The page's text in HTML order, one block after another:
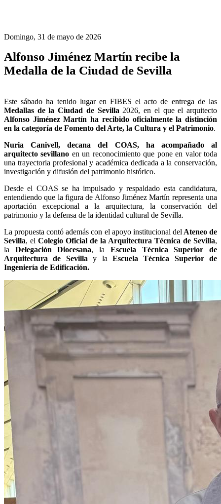
Domingo, 31 de mayo de 2026
Alfonso Jiménez Martín recibe la
Medalla de la Ciudad de Sevilla
Este sábado ha tenido lugar en FIBES el acto de entrega de las
Medallas de la Ciudad de Sevilla 2026, en el que el arquitecto
Alfonso Jiménez Martín ha recibido oficialmente la distinción
en la categoría de Fomento del Arte, la Cultura y el Patrimonio.
Nuria Canivell, decana del COAS, ha acompañado al
arquitecto sevillano en un reconocimiento que pone en valor toda
una trayectoria profesional y académica dedicada a la conservación,
investigación y difusión del patrimonio histórico.
Desde el COAS se ha impulsado y respaldado esta candidatura,
entendiendo que la figura de Alfonso Jiménez Martín representa una
aportación excepcional a la arquitectura, la conservación del
patrimonio y la defensa de la identidad cultural de Sevilla.
La propuesta contó además con el apoyo institucional del Ateneo de
Sevilla, el Colegio Oficial de la Arquitectura Técnica de Sevilla,
la Delegación Diocesana, la Escuela Técnica Superior de
Arquitectura de Sevilla y la Escuela Técnica Superior de
Ingeniería de Edificación.